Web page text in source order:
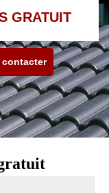
GRATUIT
contacter